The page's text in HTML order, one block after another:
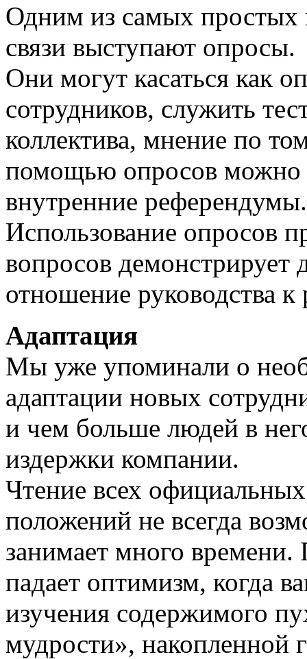
Одним из самых простых
связи выступают опросы.
Они могут касаться как
сотрудников, служить
коллектива, мнение по
помощью опросов можно
внутренние референдумы.
Использование опросов
вопросов демонстрирует
отношение руководства к
Адаптация
Мы уже упоминали о
адаптации новых
и чем больше людей в
издержки компании.
Чтение всех
положений не всегда
занимает много времени.
падает оптимизм, когда
изучения содержимого
мудрости», накопленной